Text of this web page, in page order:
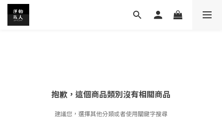
抱歉，這個商品類別沒有相關商品
建議您，選擇其他分類或者使用關鍵字搜尋